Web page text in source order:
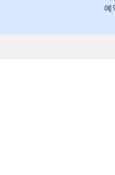
예